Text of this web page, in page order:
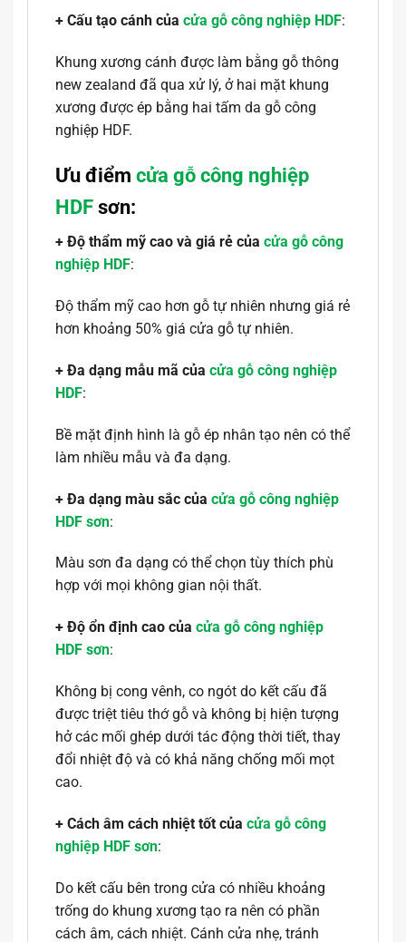
+ Cấu tạo cánh của cửa gỗ công nghiệp HDF:
Khung xương cánh được làm bằng gỗ thông
new zealand đã qua xử lý, ở hai mặt khung
xương được ép bằng hai tấm da gỗ công
nghiệp HDF.
Ưu điểm cửa gỗ công nghiệp
HDFsơn:
+ Độ thẩm mỹ cao và giá rẻ của cửa gỗ công
nghiệp HDF:
Độ thẩm mỹ cao hơn gỗ tự nhiên nhưng giá rẻ
hơn khoảng 50% giá cửa gỗ tự nhiên.
+ Đa dạng mẫu mã của cửa gỗ công nghiệp
HDF:
Bề mặt định hình là gỗ ép nhân tạo nên có thể
làm nhiều mẫu và đa dạng.
+ Đa dạng màu sắc của cửa gỗ công nghiệp
HDF sơn:
Màu sơn đa dạng có thể chọn tùy thích phù
hợp với mọi không gian nội thất.
+ Độ ổn định cao của cửa gỗ công nghiệp
HDF sơn:
Không bị cong vênh, co ngót do kết cấu đã
được triệt tiêu thớ gỗ và không bị hiện tượng
hở các mối ghép dưới tác động thời tiết, thay
đổi nhiệt độ và có khả năng chống mối mọt
cao.
+ Cách âm cách nhiệt tốt của cửa gỗ công
nghiệp HDF sơn:
Do kết cấu bên trong cửa có nhiều khoảng
trống do khung xương tạo ra nên có phần
cách âm, cách nhiệt. Cánh cửa nhẹ, tránh